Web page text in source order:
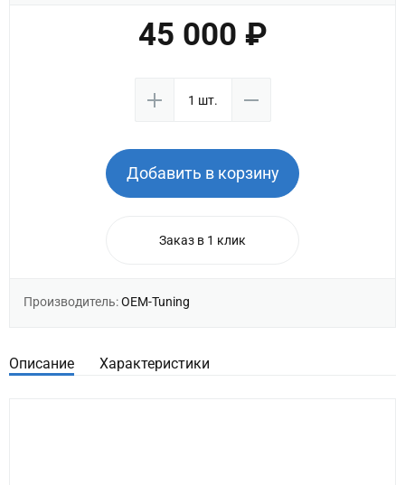
45 000 ₽
Добавить в корзину
Заказ в 1 клик
Производитель:OEM-Tuning
Описание Характеристики